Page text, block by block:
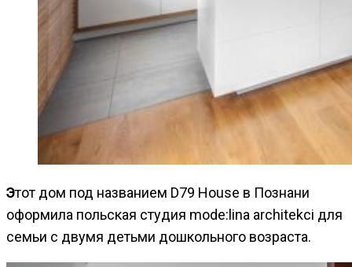
Этот дом под названием D79 House в Познани
оформила польская студия mode:lina architekci для
семьи с двумя детьми дошкольного возраста.